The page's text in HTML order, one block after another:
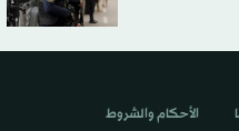
الأحكام والشروط